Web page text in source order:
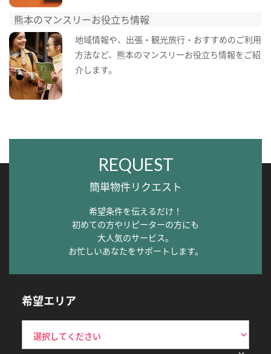
熊本のマンスリーお役立ち情報
地域情報や、出張・観光旅行・おすすめのご利用
方法など、熊本のマンスリーお役立ち情報をご紹
介します。
REQUEST
簡単物件リクエスト
希望条件を伝えるだけ！
初めての方やリピーターの方にも
大人気のサービス。
お忙しいあなたをサポートします。
希望エリア